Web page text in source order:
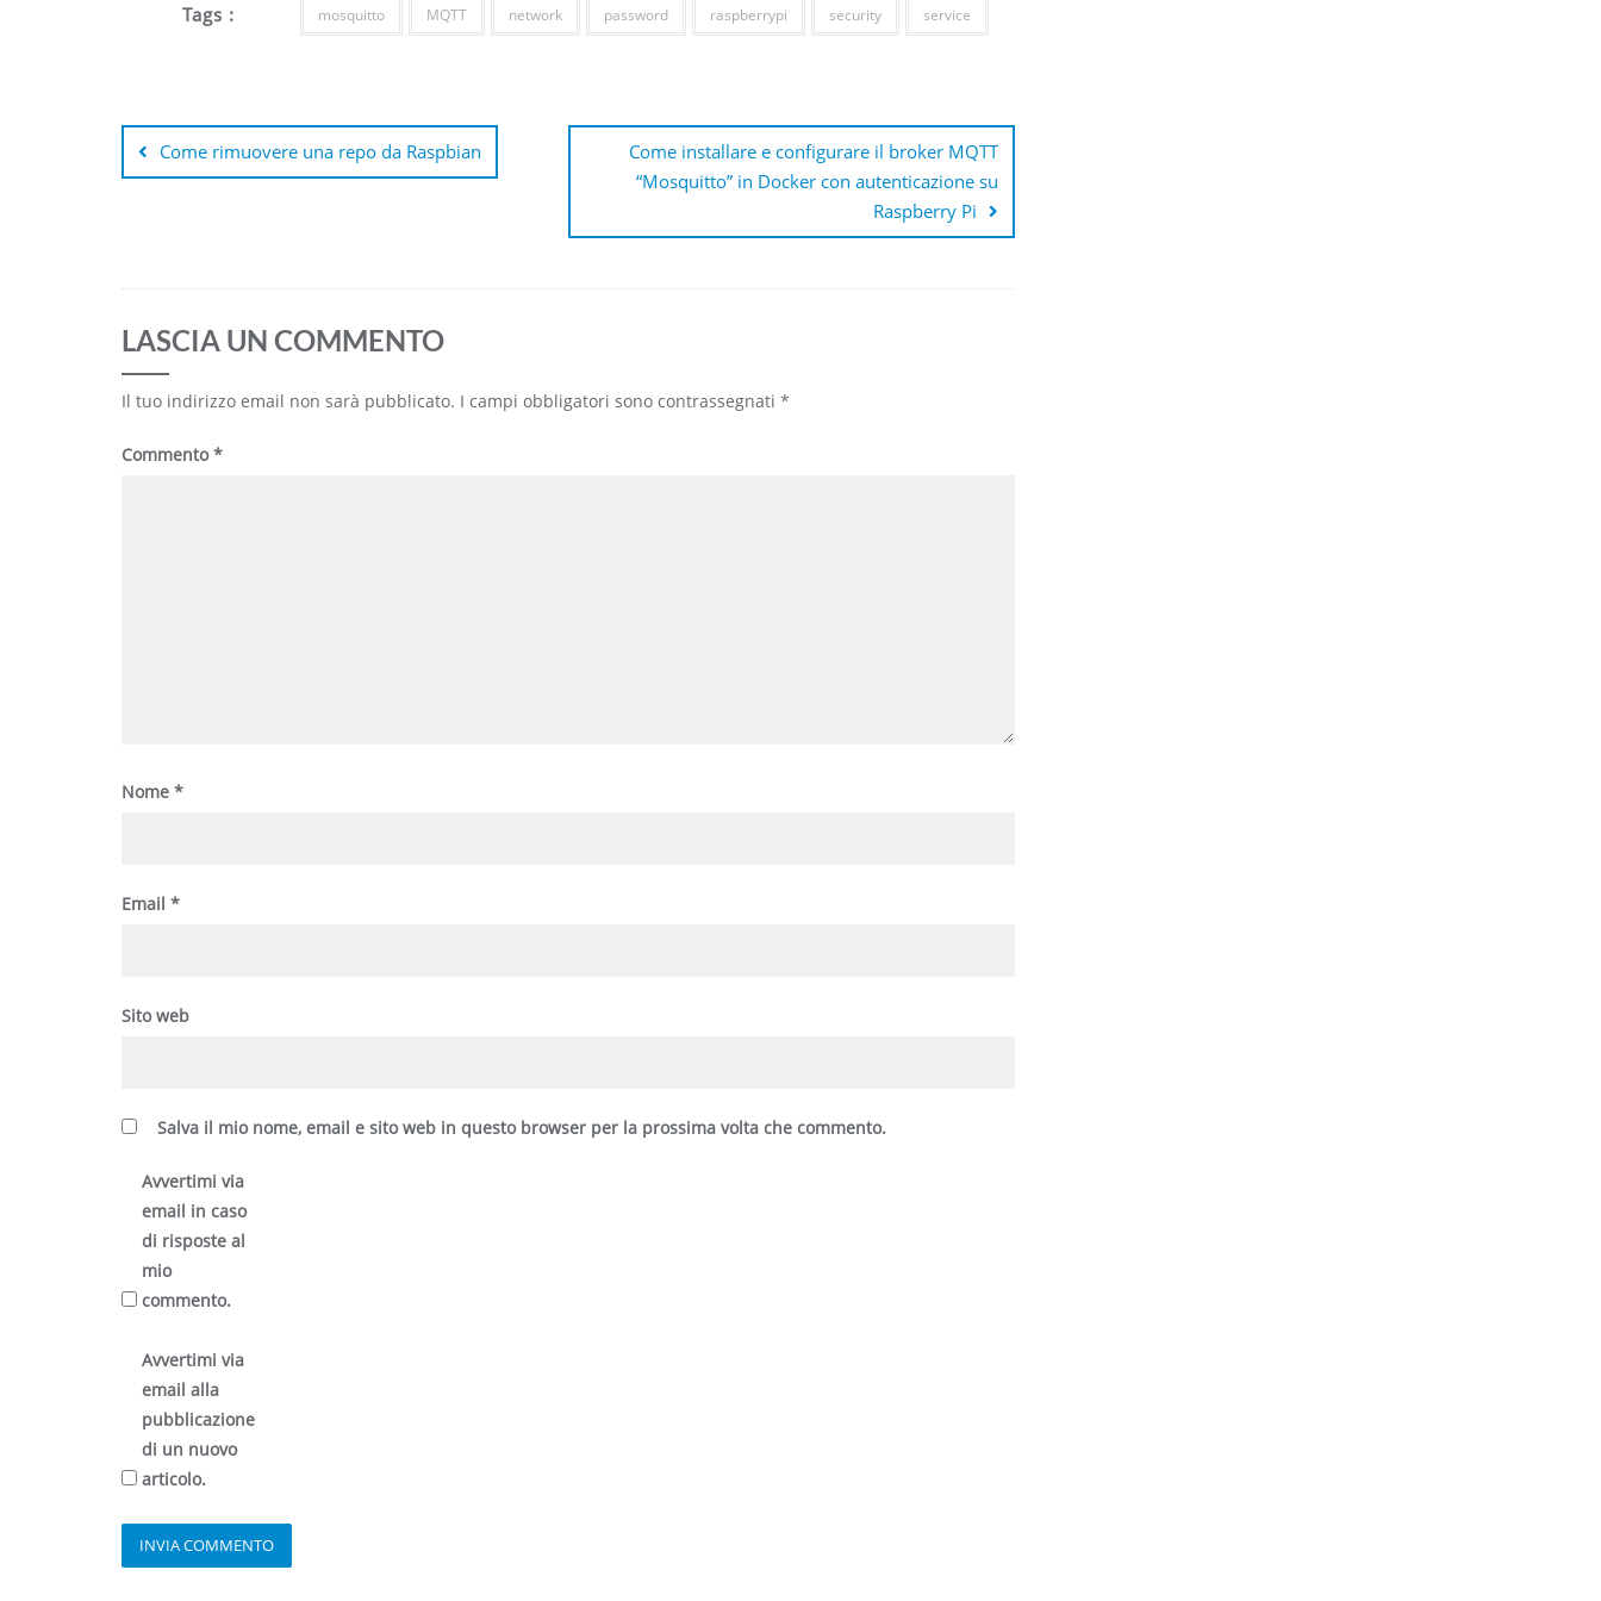
Tags : mosquitto MQTT network password raspberrypi security service
articoli
Come rimuovere una repo da Raspbian
Come installare e configurare il broker MQTT
“Mosquitto” in Docker con autenticazione su
Raspberry Pi
LASCIA UN COMMENTO
Il tuo indirizzo email non sarà pubblicato. I campi obbligatori sono contrassegnati *
Commento*
Nome *
Email *
Sito web
Salva il mio nome, email e sito web in questo browser per la prossima volta che commento.
Avvertimi via
email in caso
di risposte al
mio
commento.
Avvertimi via
email alla
pubblicazione
di un nuovo
articolo.